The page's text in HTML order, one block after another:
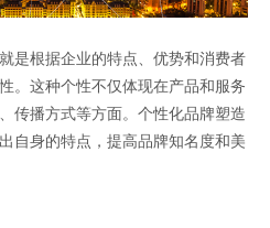
是根据企业的特点、优势和消费者
。这种个性不仅体现在产品和服务
传播方式等方面。个性化品牌塑造
自身的特点，提高品牌知名度和美